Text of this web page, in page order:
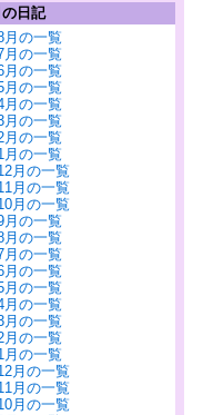
日記
月の一覧
月の一覧
月の一覧
月の一覧
月の一覧
月の一覧
月の一覧
月の一覧
月の一覧
月の一覧
月の一覧
月の一覧
月の一覧
月の一覧
月の一覧
月の一覧
月の一覧
月の一覧
月の一覧
月の一覧
月の一覧
月の一覧
月の一覧